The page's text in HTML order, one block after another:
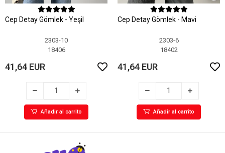
Cep Detay Gömlek - Yeşil
2303-10
18406
41,64 EUR
Añadir al carrito
Cep Detay Gömlek - Mavi
2303-6
18402
41,64 EUR
Añadir al carrito